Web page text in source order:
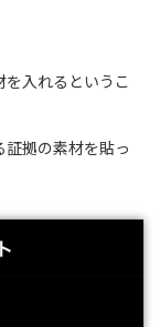
入れるというこ
拠の素材を貼っ